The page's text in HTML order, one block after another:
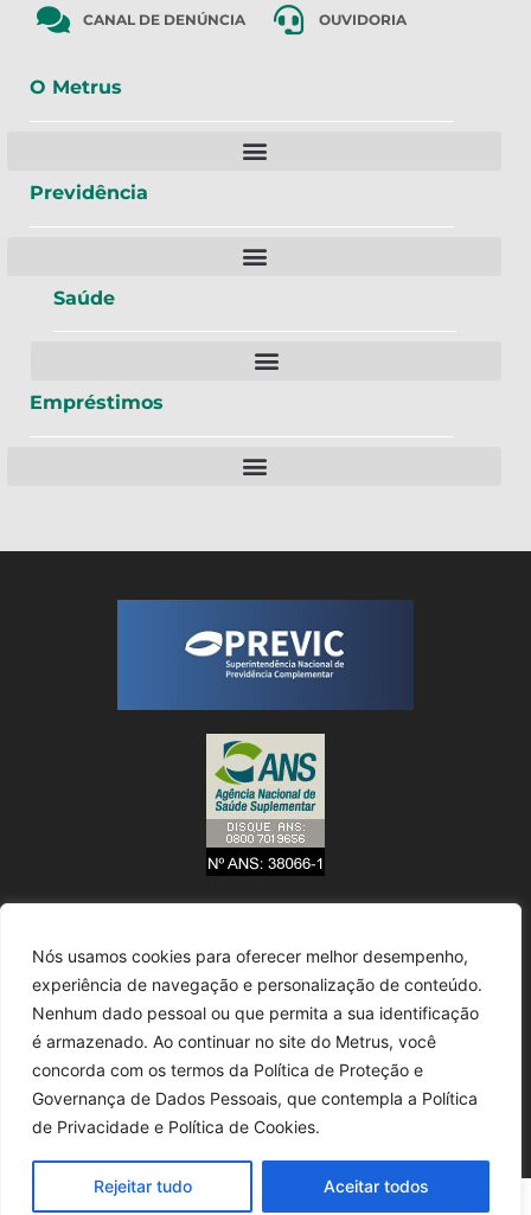
Nós usamos cookies para oferecer melhor desempenho,
experiência de navegação e personalização de conteúdo.
Nenhum dado pessoal ou que permita a sua identificação
é armazenado. Ao continuar no site do Metrus, você
concorda com os termos da Política de Proteção e
Governança de Dados Pessoais, que contempla a Política
de Privacidade e Política de Cookies.
Rejeitar tudo Aceitar todos
CANAL DE DENÚNCIA OUVIDORIA
O Metrus
Previdência
Saúde
Empréstimos